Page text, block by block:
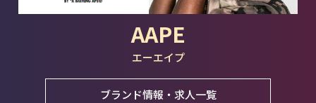
AAPE
エーエイプ
ブランド情報・求人一覧